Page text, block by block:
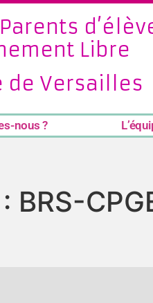
Libre
de Versailles
nous ?
BRS-